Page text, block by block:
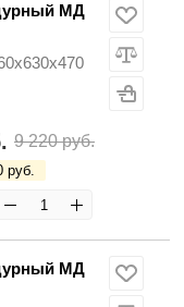
МД
9 220 руб.
руб.
МД